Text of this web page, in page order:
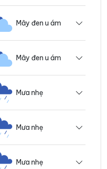
Mây đen u ám
Mây đen u ám
Mưa nhẹ
Mưa nhẹ
Mưa nhẹ